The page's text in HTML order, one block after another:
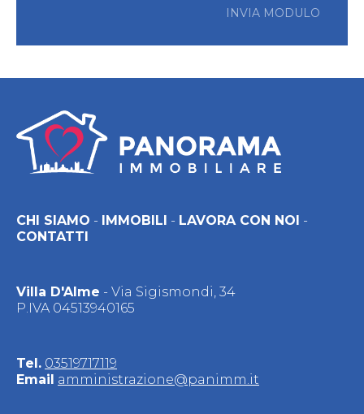
INVIA MODULO
CHI SIAMO - IMMOBILI - LAVORA CON NOI -
CONTATTI
Villa D'Alme - Via Sigismondi, 34
P.IVA 04513940165
Tel. 03519717119
Email amministrazione@panimm.it